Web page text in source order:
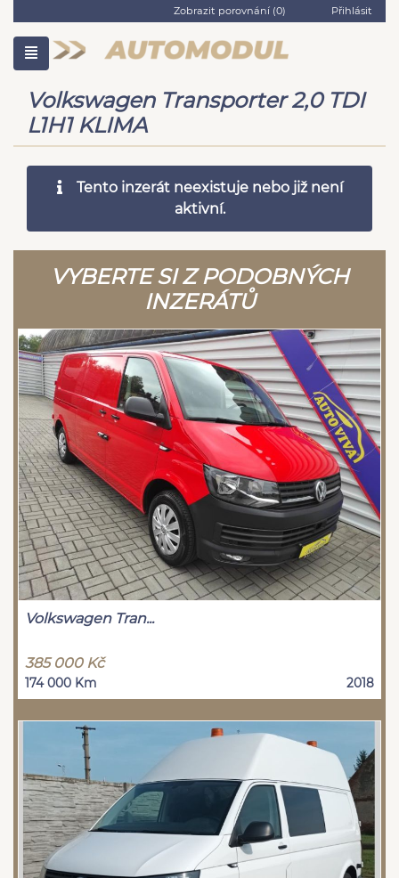
Zobrazit porovnání (0) Přihlásit
Volkswagen Transporter 2,0 TDI
L1H1 KLIMA
Tento inzerát neexistuje nebo již není
aktivní.
VYBERTE SI Z PODOBNÝCH
INZERÁTŮ
Volkswagen Tran...
385 000 Kč
174 000 Km 2018